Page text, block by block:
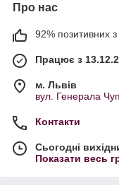
Про нас
92% позитивних з
Працює з
м. Львів
вул. Генерала
Контакти
Сьогодні
Показати весь